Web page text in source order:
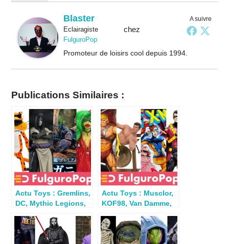
A suivre
Blaster
Eclairagistechez
FulguroPop
Promoteur de loisirs cool depuis 1994.
Publications Similaires :
Actu Toys : Gremlins,
DC, Mythic Legions,
Naruto…
Actu Toys : Musclor,
KOF98, Van Damme,
Predator